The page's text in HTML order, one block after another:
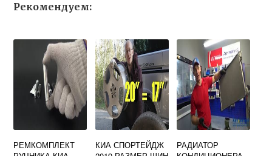
Рекомендуем:
РЕМКОМПЛЕКТ
КИА СПОРТЕЙДЖ
РАДИАТОР